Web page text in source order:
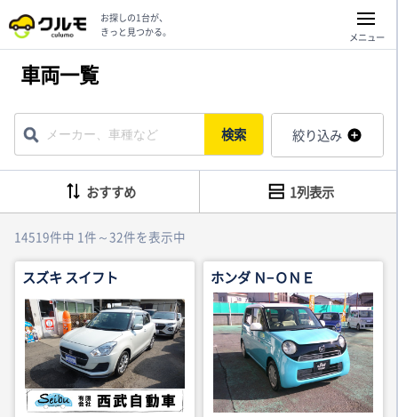
お探しの1台が、
きっと見つかる。
メニュー
車両一覧
検索 絞り込み
14519件中 1件～32件を表示中
おすすめ 1列表示
スズキ スイフト ホンダ Ｎ−ＯＮＥ